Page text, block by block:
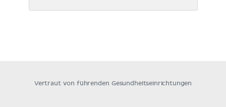
Vertraut von führenden Gesundheitseinrichtungen